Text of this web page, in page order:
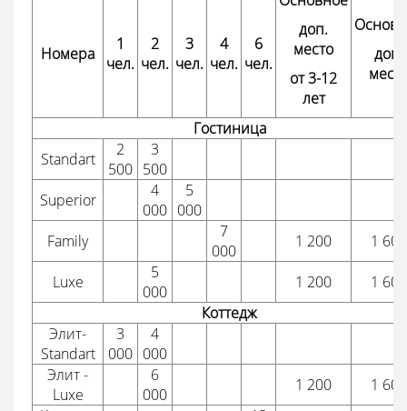
Номера
1
чел.
2
чел.
3
чел.
4
чел.
6
чел.
доп.
место
от 3-12
лет
доп.
Гостиница
Standart
2
500
3
500
Superior
4
000
5
000
Family
7
000
1 200 1 600
Luxe
5
000
1 200
1 600
Коттедж
Элит-
Standart
3
000
4
000
Элит -
Luxe
6
000
1 200
1 600